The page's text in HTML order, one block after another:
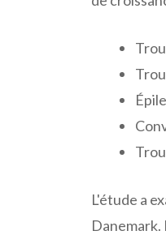
L'étude a
Danemark.